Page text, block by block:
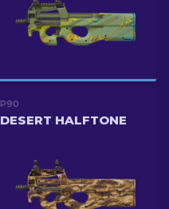
P90
DESERT HALFTONE